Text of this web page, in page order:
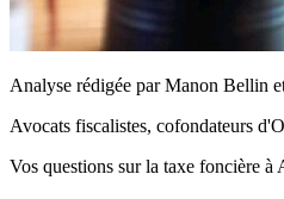
Analyse rédigée par Manon Bellin
Avocats fiscalistes, cofondateurs
Vos questions sur la taxe foncière à